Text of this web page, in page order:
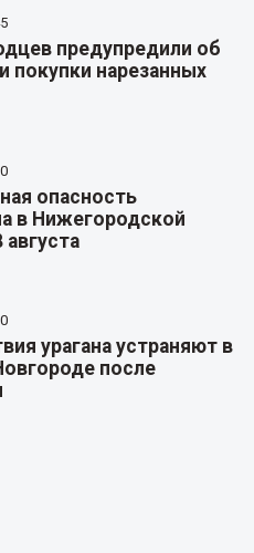
предупредили об
покупки нарезанных
опасность
в Нижегородской
августа
урагана устраняют в
после